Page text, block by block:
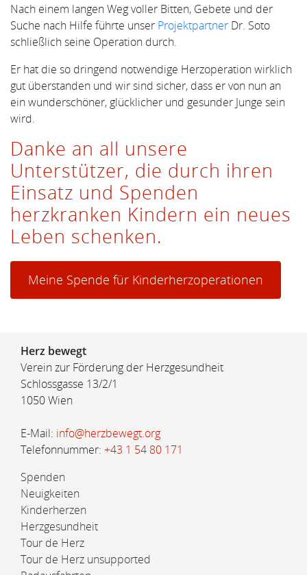
Nach einem langen Weg voller Bitten, Gebete und der
Suche nach Hilfe führte unser Projektpartner Dr. Soto
schließlich seine Operation durch.
Er hat die so dringend notwendige Herzoperation wirklich
gut überstanden und wir sind sicher, dass er von nun an
ein wunderschöner, glücklicher und gesunder Junge sein
wird.
Danke an all unsere
Unterstützer, die durch ihren
Einsatz und Spenden
herzkranken Kindern ein neues
Leben schenken.
Meine Spende für Kinderherzoperationen
Herz bewegt
Verein zur Förderung der Herzgesundheit
Schlossgasse 13/2/1
1050 Wien
E-Mail: info@herzbewegt.org
Telefonnummer: +43 1 54 80 171
Spenden
Neuigkeiten
Kinderherzen
Herzgesundheit
Tour de Herz
Tour de Herz unsupported